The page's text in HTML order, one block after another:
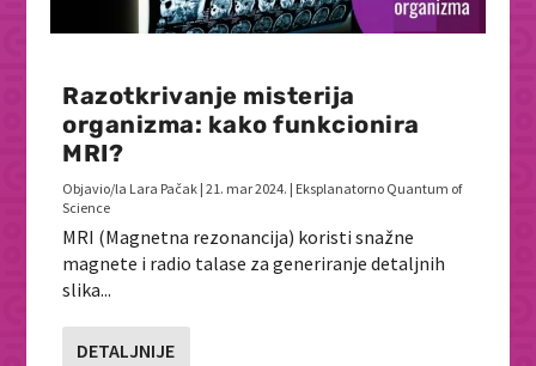
Razotkrivanje misterija
organizma: kako funkcionira
MRI?
Objavio/la Lara Pačak |21. mar 2024. | Eksplanatorno Quantum of
Science
MRI (Magnetna rezonancija) koristi snažne
magnete i radio talase za generiranje detaljnih
slika...
DETALJNIJE